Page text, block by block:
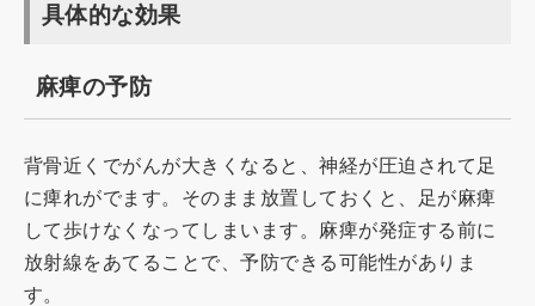
具体的な効果
麻痺の予防
背骨近くでがんが大きくなると、神経が圧迫されて足
に痺れがでます。そのまま放置しておくと、足が麻痺
して歩けなくなってしまいます。麻痺が発症する前に
放射線をあてることで、予防できる可能性がありま
す。